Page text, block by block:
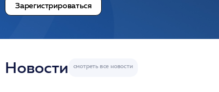
Зарегистрироваться
Новости